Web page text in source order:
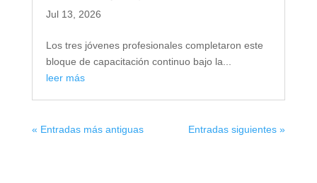
Jul 13, 2026
Los tres jóvenes profesionales completaron este
bloque de capacitación continuo bajo la...
leer más
« Entradas más antiguas Entradas siguientes »